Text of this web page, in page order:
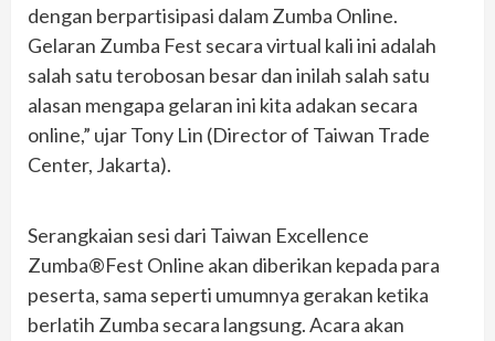
dengan berpartisipasi dalam Zumba Online.
Gelaran Zumba Fest secara virtual kali ini adalah
salah satu terobosan besar dan inilah salah satu
alasan mengapa gelaran ini kita adakan secara
online,” ujar Tony Lin (Director of Taiwan Trade
Center, Jakarta).
Serangkaian sesi dari Taiwan Excellence
Zumba®Fest Online akan diberikan kepada para
peserta, sama seperti umumnya gerakan ketika
berlatih Zumba secara langsung. Acara akan